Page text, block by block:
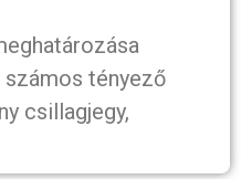
tényező
csillagjegy,